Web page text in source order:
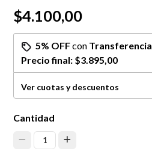
$4.100,00
5% OFFcon Transferencia
Precio final: $3.895,00
Ver cuotas y descuentos
Cantidad
1